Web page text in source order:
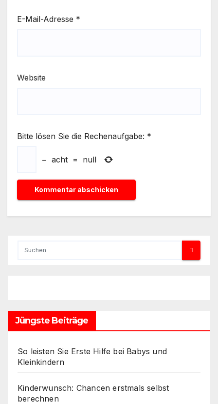
E-Mail-Adresse *
Website
Bitte lösen Sie die Rechenaufgabe: *
− acht = null
Jüngste Beiträge
So leisten Sie Erste Hilfe bei Babys und
Kleinkindern
Kinderwunsch: Chancen erstmals selbst
berechnen